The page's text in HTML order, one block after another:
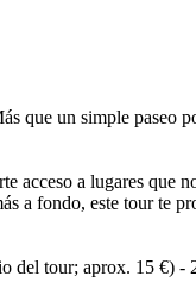
que un simple paseo
a lugares que
a fondo, este tour te
del tour; aprox. 15 €) -